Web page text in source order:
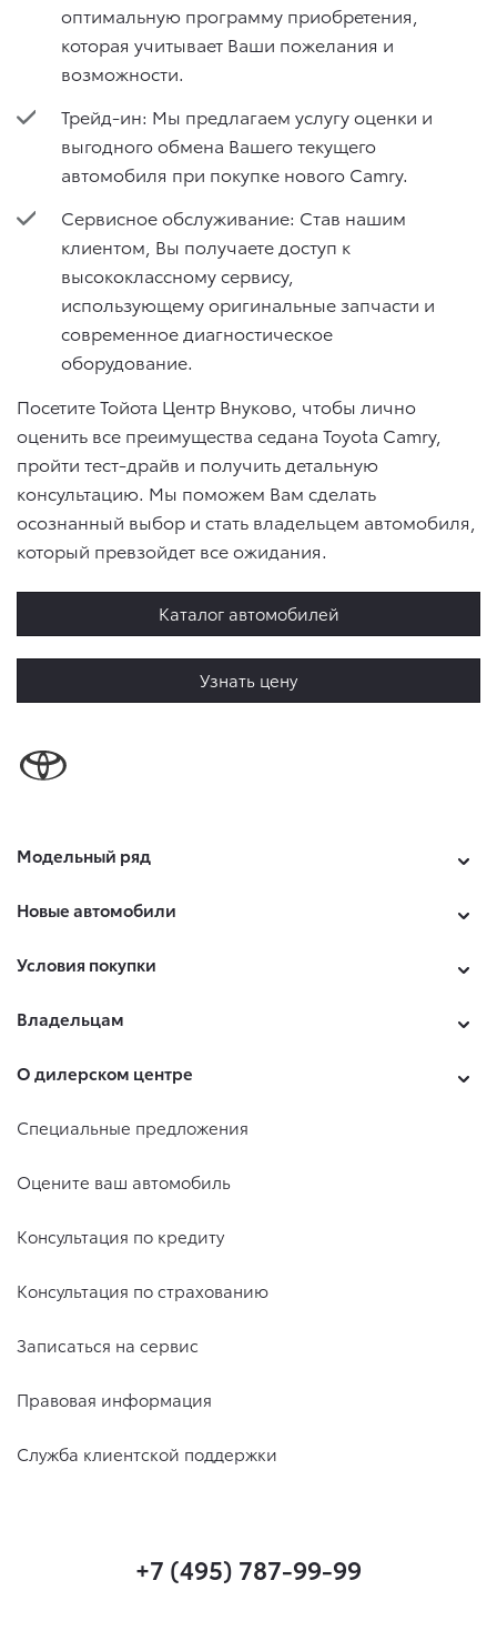
оптимальную программу приобретения,
которая учитывает Ваши пожелания и
возможности.
Трейд-ин: Мы предлагаем услугу оценки и
выгодного обмена Вашего текущего
автомобиля при покупке нового Camry.
Сервисное обслуживание: Став нашим
клиентом, Вы получаете доступ к
высококлассному сервису,
использующему оригинальные запчасти и
современное диагностическое
оборудование.
Посетите Тойота Центр Внуково, чтобы лично
оценить все преимущества седана Toyota Camry,
пройти тест-драйв и получить детальную
консультацию. Мы поможем Вам сделать
осознанный выбор и стать владельцем автомобиля,
который превзойдет все ожидания.
Каталог автомобилей
Узнать цену
Модельный ряд
Новые автомобили
Условия покупки
Владельцам
О дилерском центре
Специальные предложения
Оцените ваш автомобиль
Консультация по кредиту
Консультация по страхованию
Записаться на сервис
Правовая информация
Служба клиентской поддержки
+7 (495) 787-99-99